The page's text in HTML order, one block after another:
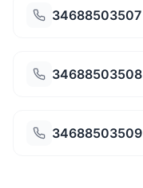
34688503507
34688503508
34688503509